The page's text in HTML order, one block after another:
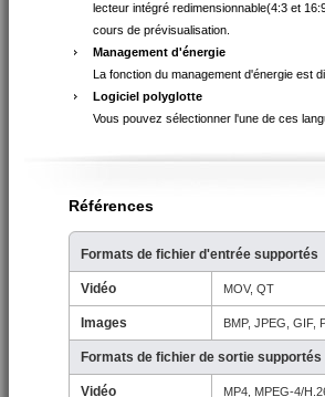
lecteur intégré redimensionnable(4:3 et
cours de prévisualisation.
Management d'énergie
La fonction du management d'énergie est
Logiciel polyglotte
Vous pouvez sélectionner l'une de ces
Références
Formats de fichier d'entrée supportés
Vidéo MOV, QT
Images BMP, JPEG, GIF,
Formats de fichier de sortie supportés
Vidéo MP4, MPEG-4/